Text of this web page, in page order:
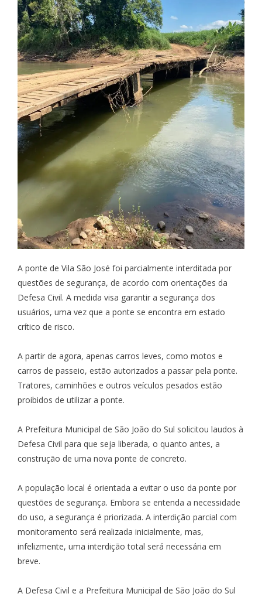
A ponte de Vila São José foi parcialmente interditada por
questões de segurança, de acordo com orientações da
Defesa Civil. A medida visa garantir a segurança dos
usuários, uma vez que a ponte se encontra em estado
crítico de risco.
A partir de agora, apenas carros leves, como motos e
carros de passeio, estão autorizados a passar pela ponte.
Tratores, caminhões e outros veículos pesados estão
proibidos de utilizar a ponte.
A Prefeitura Municipal de São João do Sul solicitou laudos à
Defesa Civil para que seja liberada, o quanto antes, a
construção de uma nova ponte de concreto.
A população local é orientada a evitar o uso da ponte por
questões de segurança. Embora se entenda a necessidade
do uso, a segurança é priorizada. A interdição parcial com
monitoramento será realizada inicialmente, mas,
infelizmente, uma interdição total será necessária em
breve.
A Defesa Civil e a Prefeitura Municipal de São João do Sul